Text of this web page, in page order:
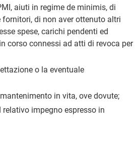
aiuti in regime de minimis, di
di non aver ottenuto altri
spese, carichi pendenti ed
corso connessi ad atti di revoca per
o la eventuale
in vita, ove dovute;
impegno espresso in